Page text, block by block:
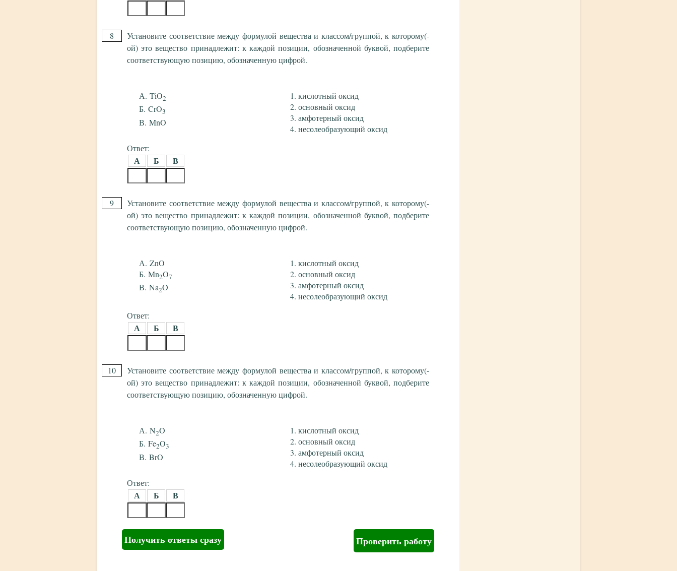
8
Установите соответствие между формулой вещества и классом/группой, к которому(-
ой) это вещество принадлежит: к каждой позиции, обозначенной буквой, подберите
соответствующую позицию, обозначенную цифрой.
TiO2
CrO3
MnO
кислотный оксид
основный оксид
амфотерный оксид
несолеобразующий оксид
Ответ:
А Б В
9
Установите соответствие между формулой вещества и классом/группой, к которому(-
ой) это вещество принадлежит: к каждой позиции, обозначенной буквой, подберите
соответствующую позицию, обозначенную цифрой.
ZnO
Mn2O7
Na2O
кислотный оксид
основный оксид
амфотерный оксид
несолеобразующий оксид
Ответ:
А Б В
10
Установите соответствие между формулой вещества и классом/группой, к которому(-
ой) это вещество принадлежит: к каждой позиции, обозначенной буквой, подберите
соответствующую позицию, обозначенную цифрой.
N2O
Fe2O3
BrO
кислотный оксид
основный оксид
амфотерный оксид
несолеобразующий оксид
Ответ:
А Б В
Проверить работу
Получить ответы сразу